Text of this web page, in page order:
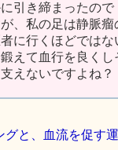
引き締まったので
、私の足は静脈
に行くほどでは
えて血行を良く
えないですよね？
グと、血流を促す